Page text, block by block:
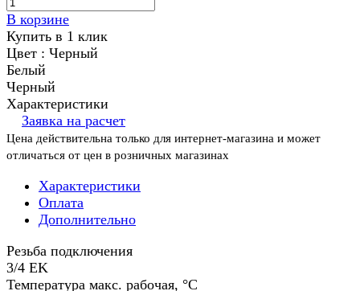
В корзине
Купить в 1 клик
Цвет : Черный
Белый
Черный
Характеристики
Заявка на расчет
Цена действительна только для интернет-магазина и может
отличаться от цен в розничных магазинах
Характеристики
Оплата
Дополнительно
Резьба подключения
3/4 EK
Температура макс. рабочая, °C